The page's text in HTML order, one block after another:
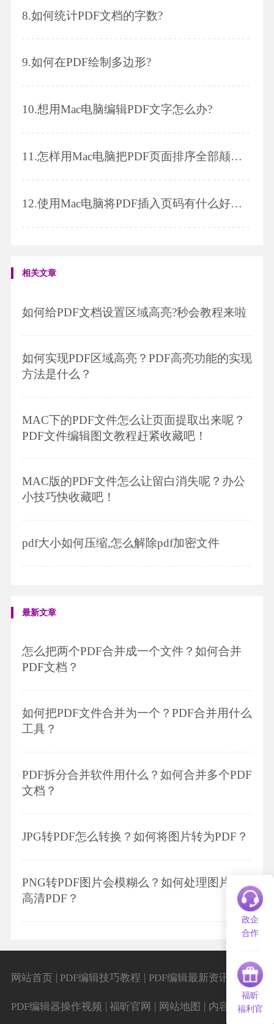
8.如何统计PDF文档的字数?
9.如何在PDF绘制多边形?
10.想用Mac电脑编辑PDF文字怎么办?
11.怎样用Mac电脑把PDF页面排序全部颠倒过来?
12.使用Mac电脑将PDF插入页码有什么好方法?
相关文章
如何给PDF文档设置区域高亮?秒会教程来啦
如何实现PDF区域高亮？PDF高亮功能的实现
方法是什么？
MAC下的PDF文件怎么让页面提取出来呢？
PDF文件编辑图文教程赶紧收藏吧！
MAC版的PDF文件怎么让留白消失呢？办公
小技巧快收藏吧！
pdf大小如何压缩,怎么解除pdf加密文件
最新文章
怎么把两个PDF合并成一个文件？如何合并
PDF文档？
如何把PDF文件合并为一个？PDF合并用什么
工具？
PDF拆分合并软件用什么？如何合并多个PDF
文档？
JPG转PDF怎么转换？如何将图片转为PDF？
PNG转PDF图片会模糊么？如何处理图片转
高清PDF？
政企
合作
福昕
福利官
网站首页 | PDF编辑技巧教程 | PDF编辑最新资讯
PDF编辑器操作视频 | 福昕官网 | 网站地图 | 内容导航 |